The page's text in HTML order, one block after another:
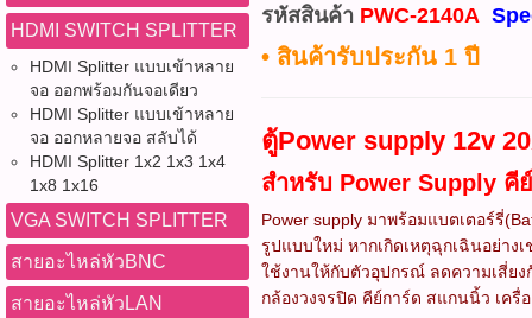
HDMI SWITCH SPLITTER
HDMI Splitter แบบเข้าหลาย
จอ ออกพร้อมกันจอเดียว
HDMI Splitter แบบเข้าหลาย
จอ ออกหลายจอ สลับได้
HDMI Splitter 1x2 1x3 1x4
1x8 1x16
VGA SWITCH SPLITTER
สายอะไหล่หัวBNC
สายอะไหล่หัวLAN
รหัสสินค้า PWC-2140A
• สินค้ารับประกัน 1 ปี
ตู้Power supply 12v
สำหรับ Power Supply คี
Power supply มาพร้อมแบตเตอร์รี่
รูปแบบใหม่ หากเกิดเหตุฉุกเฉินอย่า
ใช้งานให้กับตัวอุปกรณ์ ลดความเสี่ย
กล้องวงจรปิด คีย์การ์ด สแกนนิ้ว เค